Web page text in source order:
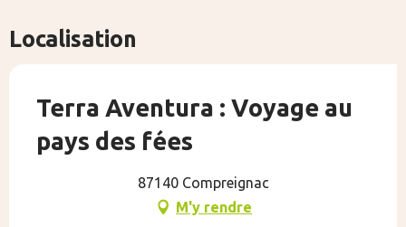
Localisation
Terra Aventura : Voyage au
pays des fées
87140 Compreignac
M'y rendre